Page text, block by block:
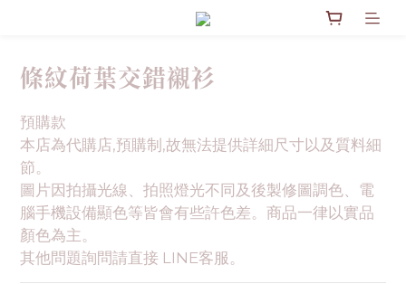
條紋荷葉交錯襯衫
預購款
本店為代購店,預購制,故無法提供詳細尺寸以及質料細
節。
圖片因拍攝光線、拍照燈光不同及後製修圖調色、電
腦手機設備顯色等皆會有些許色差。商品一律以實品
顏色為主。
其他問題詢問請直接 LINE客服。